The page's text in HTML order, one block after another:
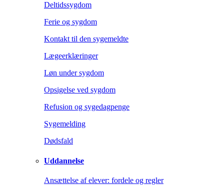
Deltidssygdom
Ferie og sygdom
Kontakt til den sygemeldte
Lægeerklæringer
Løn under sygdom
Opsigelse ved sygdom
Refusion og sygedagpenge
Sygemelding
Dødsfald
Uddannelse
Ansættelse af elever: fordele og regler